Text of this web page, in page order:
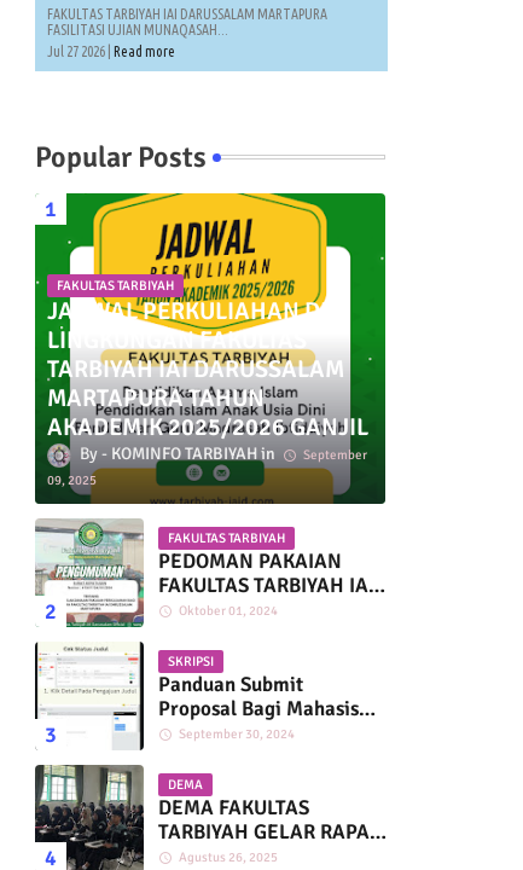
FAKULTAS TARBIYAH IAI DARUSSALAM MARTAPURA
FASILITASI UJIAN MUNAQASAH...
Jul 27 2026 | Read more
Popular Posts
FAKULTAS TARBIYAH
JADWAL PERKULIAHAN DI
LINGKUNGAN FAKULTAS
TARBIYAH IAI DARUSSALAM
MARTAPURA TAHUN
AKADEMIK 2025/2026 GANJIL
KOMINFO TARBIYAH
September
09, 2025
FAKULTAS TARBIYAH
PEDOMAN PAKAIAN
FAKULTAS TARBIYAH IAI
DARUSSALAM
Oktober 01, 2024
SKRIPSI
Panduan Submit
Proposal Bagi Mahasiswa
Fakultas Tarbiyah IAI
September 30, 2024
DEMA
DEMA FAKULTAS
TARBIYAH GELAR RAPAT
KERJA BERSAMA HMP
Agustus 26, 2025